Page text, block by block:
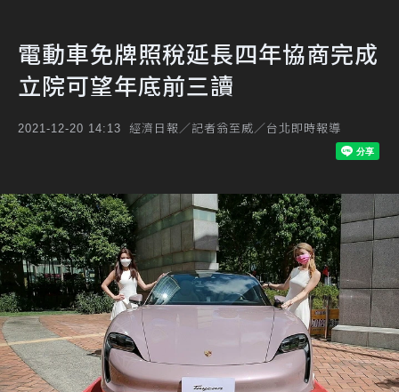
電動車免牌照稅延長四年協商完成
立院可望年底前三讀
2021-12-20 14:13 經濟日報／記者翁至威／台北即時報導